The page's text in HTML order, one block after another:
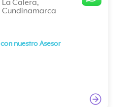
La Calera,
Cundinamarca
nuestro Asesor